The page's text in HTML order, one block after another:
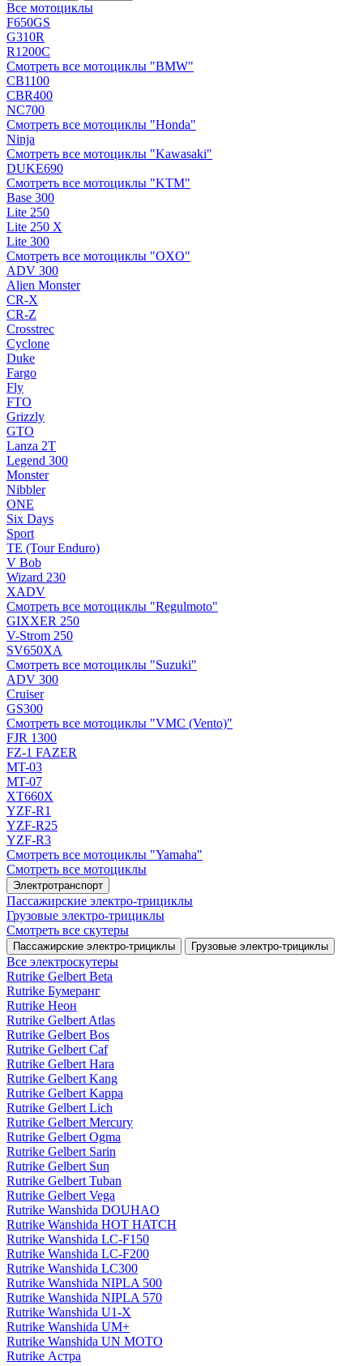
Все мотоциклы
F650GS
G310R
R1200C
Смотреть все мотоциклы "BMW"
CB1100
CBR400
NC700
Смотреть все мотоциклы "Honda"
Ninja
Смотреть все мотоциклы "Kawasaki"
DUKE690
Смотреть все мотоциклы "KTM"
Base 300
Lite 250
Lite 250 X
Lite 300
Смотреть все мотоциклы "OXO"
ADV 300
Alien Monster
CR-X
CR-Z
Crosstrec
Cyclone
Duke
Fargo
Fly
FTO
Grizzly
GTO
Lanza 2T
Legend 300
Monster
Nibbler
ONE
Six Days
Sport
TE (Tour Enduro)
V Bob
Wizard 230
XADV
Смотреть все мотоциклы "Regulmoto"
GIXXER 250
V-Strom 250
SV650XA
Смотреть все мотоциклы "Suzuki"
ADV 300
Cruiser
GS300
Смотреть все мотоциклы "VMC (Vento)"
FJR 1300
FZ-1 FAZER
MT-03
MT-07
XT660X
YZF-R1
YZF-R25
YZF-R3
Смотреть все мотоциклы "Yamaha"
Смотреть все мотоциклы
Электротранспорт
Пассажирские электро‑трициклы
Грузовые электро‑трициклы
Смотреть все скутеры
Пассажирские электро‑трициклы Грузовые электро‑трициклы
Все электро­скутеры
Rutrike Gelbert Beta
Rutrike Бумеранг
Rutrike Неон
Rutrike Gelbert Atlas
Rutrike Gelbert Bos
Rutrike Gelbert Caf
Rutrike Gelbert Hara
Rutrike Gelbert Kang
Rutrike Gelbert Kappa
Rutrike Gelbert Lich
Rutrike Gelbert Mercury
Rutrike Gelbert Ogma
Rutrike Gelbert Sarin
Rutrike Gelbert Sun
Rutrike Gelbert Tuban
Rutrike Gelbert Vega
Rutrike Wanshida DOUHAO
Rutrike Wanshida HOT HATCH
Rutrike Wanshida LC-F150
Rutrike Wanshida LC-F200
Rutrike Wanshida LC300
Rutrike Wanshida NIPLA 500
Rutrike Wanshida NIPLA 570
Rutrike Wanshida U1-X
Rutrike Wanshida UM+
Rutrike Wanshida UN MOTO
Rutrike Астра